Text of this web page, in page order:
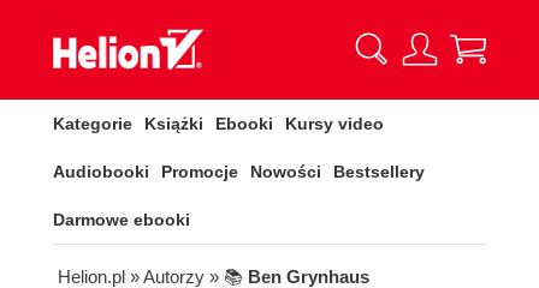
Kategorie Książki Ebooki Kursy video
Audiobooki Promocje Nowości Bestsellery
Darmowe ebooki
Helion.pl » Autorzy » 📚 Ben Grynhaus